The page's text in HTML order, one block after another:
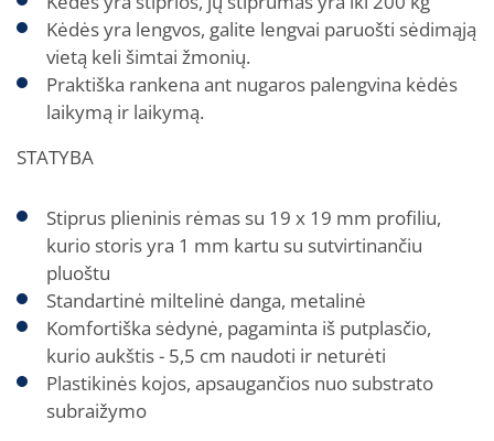
Kėdės yra lengvos, galite lengvai paruošti sėdimąją
vietą keli šimtai žmonių.
Praktiška rankena ant nugaros palengvina kėdės
laikymą ir laikymą.
STATYBA
Stiprus plieninis rėmas su 19 x 19 mm profiliu,
kurio storis yra 1 mm kartu su sutvirtinančiu
pluoštu
Standartinė miltelinė danga, metalinė
Komfortiška sėdynė, pagaminta iš putplasčio,
kurio aukštis - 5,5 cm naudoti ir neturėti
Plastikinės kojos, apsaugančios nuo substrato
subraižymo